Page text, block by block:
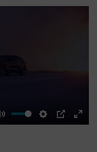
Mute Settings
PIP
Enter